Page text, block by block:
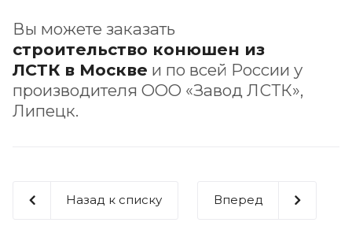
Вы можете заказать
строительство конюшен из
ЛСТК в Москве и по всей России у
производителя ООО «Завод ЛСТК»,
Липецк.
Назад к списку Вперед